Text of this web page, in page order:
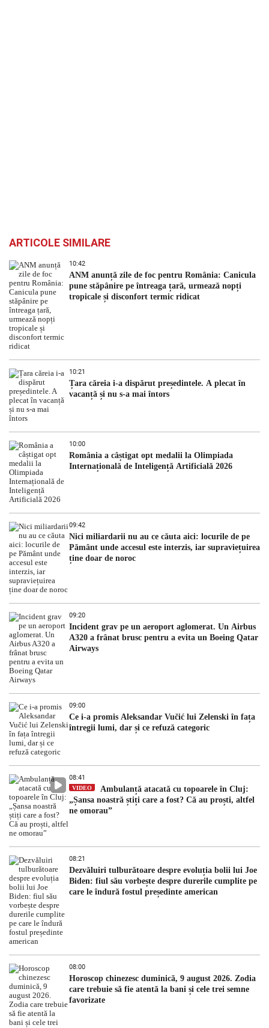
ARTICOLE SIMILARE
10:42
ANM anunță zile de foc pentru România: Canicula
pune stăpânire pe întreaga țară, urmează nopți
tropicale și disconfort termic ridicat
10:21
Țara căreia i-a dispărut președintele. A plecat în
vacanță și nu s-a mai întors
10:00
România a câștigat opt medalii la Olimpiada
Internațională de Inteligență Artificială 2026
09:42
Nici miliardarii nu au ce căuta aici: locurile de pe
Pământ unde accesul este interzis, iar supraviețuirea
ține doar de noroc
09:20
Incident grav pe un aeroport aglomerat. Un Airbus
A320 a frânat brusc pentru a evita un Boeing Qatar
Airways
09:00
Ce i-a promis Aleksandar Vučić lui Zelenski în fața
întregii lumi, dar și ce refuză categoric
08:41
VIDEO
Ambulanță atacată cu topoarele în Cluj:
„Șansa noastră știți care a fost? Că au proști, altfel
ne omorau”
08:21
Dezvăluiri tulburătoare despre evoluția bolii lui Joe
Biden: fiul său vorbește despre durerile cumplite pe
care le îndură fostul președinte american
08:00
Horoscop chinezesc duminică, 9 august 2026. Zodia
care trebuie să fie atentă la bani și cele trei semne
favorizate